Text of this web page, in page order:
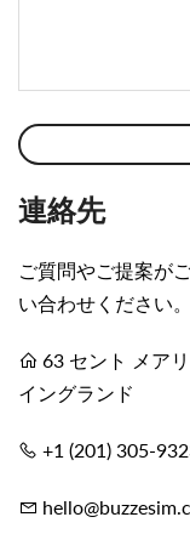
連絡先
ご質問やご提案が
い合わせください
63 セント メア
イングランド
+1 (201) 305-